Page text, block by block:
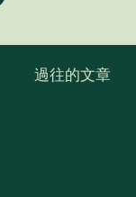
過往的文章